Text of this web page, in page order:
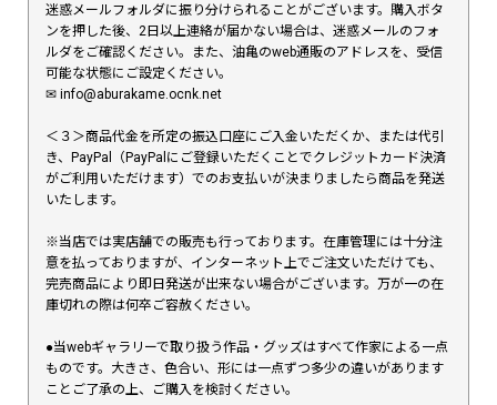
迷惑メールフォルダに振り分けられることがございます。購入ボタ
ンを押した後、2日以上連絡が届かない場合は、迷惑メールのフォ
ルダをご確認ください。また、油亀のweb通販のアドレスを、受信
可能な状態にご設定ください。
✉︎ info@aburakame.ocnk.net
＜３＞商品代金を所定の振込口座にご入金いただくか、または代引
き、PayPal（PayPalにご登録いただくことでクレジットカード決済
がご利用いただけます）でのお支払いが決まりましたら商品を発送
いたします。
※当店では実店舗での販売も行っております。在庫管理には十分注
意を払っておりますが、インターネット上でご注文いただけても、
完売商品により即日発送が出来ない場合がございます。万が一の在
庫切れの際は何卒ご容赦ください。
●当webギャラリーで取り扱う作品・グッズはすべて作家による一点
ものです。大きさ、色合い、形には一点ずつ多少の違いがあります
ことご了承の上、ご購入を検討ください。